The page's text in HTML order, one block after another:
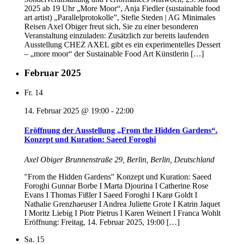
2025 ab 19 Uhr „More Moor“, Anja Fiedler (sustainable food
art artist) „Parallelprotokolle”, Stefie Steden | AG Minimales
Reisen Axel Obiger freut sich, Sie zu einer besonderen
Veranstaltung einzuladen: Zusätzlich zur bereits laufenden
Ausstellung CHEZ AXEL gibt es ein experimentelles Dessert
– „more moor“ der Sustainable Food Art Künstlerin […]
Februar 2025
Fr. 14
14. Februar 2025 @ 19:00 - 22:00
Eröffnung der Ausstellung „From the Hidden Gardens“.
Konzept und Kuration: Saeed Foroghi
Axel Obiger Brunnenstraße 29, Berlin, Berlin, Deutschland
"From the Hidden Gardens" Konzept und Kuration: Saeed
Foroghi Gunnar Borbe I Marta Djourina I Catherine Rose
Evans I Thomas Fißler I Saeed Foroghi I Karø Goldt I
Nathalie Grenzhaeuser I Andrea Juliette Grote I Katrin Jaquet
I Moritz Liebig I Piotr Pietrus I Karen Weinert I Franca Wohlt
Eröffnung: Freitag, 14. Februar 2025, 19:00 […]
Sa. 15